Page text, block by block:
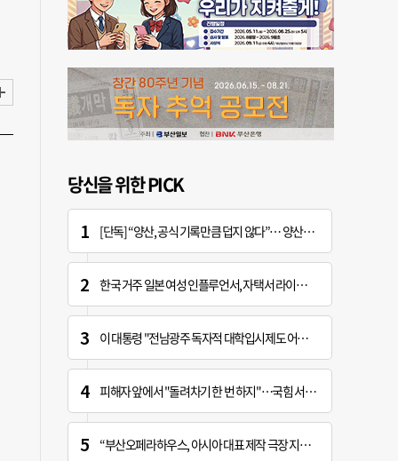
당신을 위한 PICK
[단독] “양산, 공식 기록만큼 덥지 않다”… 양산시, 기상청에 관측장비 이동 요청
한국 거주 일본 여성 인플루언서, 자택서 라이브 방송 중 사망
이 대통령 "전남광주 독자적 대학입시제도 어떤가" 제안
피해자 앞에서 "돌려차기 한 번 하지"…국힘 서범수 황당한 망언
“부산오페라하우스, 아시아 대표 제작 극장 지향해야”